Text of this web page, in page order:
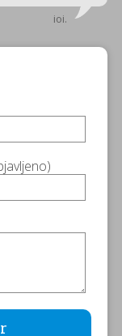
ioi.